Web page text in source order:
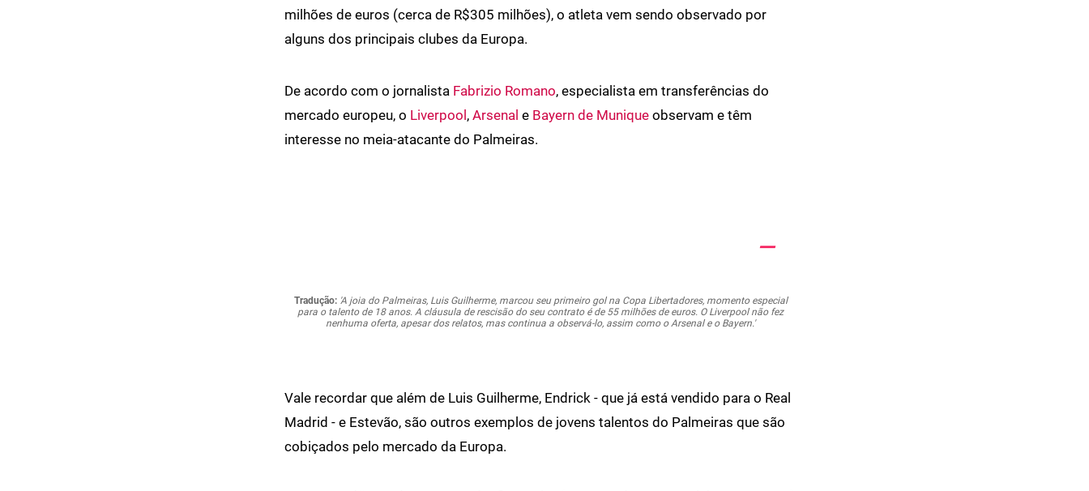
milhões de euros (cerca de R$305 milhões), o atleta vem sendo observado por
alguns dos principais clubes da Europa.
De acordo com o jornalista Fabrizio Romano, especialista em transferências do
mercado europeu, o Liverpool , Arsenal e Bayern de Munique observam e têm
interesse no meia-atacante do Palmeiras.
Tradução: 'A joia do Palmeiras, Luis Guilherme, marcou seu primeiro gol na Copa Libertadores, momento especial
para o talento de 18 anos. A cláusula de rescisão do seu contrato é de 55 milhões de euros. O Liverpool não fez
nenhuma oferta, apesar dos relatos, mas continua a observá-lo, assim como o Arsenal e o Bayern.'
Vale recordar que além de Luis Guilherme, Endrick - que já está vendido para o Real
Madrid - e Estevão, são outros exemplos de jovens talentos do Palmeiras que são
cobiçados pelo mercado da Europa.